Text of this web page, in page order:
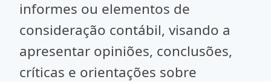
informes ou elementos de
consideração contábil, visando a
apresentar opiniões, conclusões,
críticas e orientações sobre